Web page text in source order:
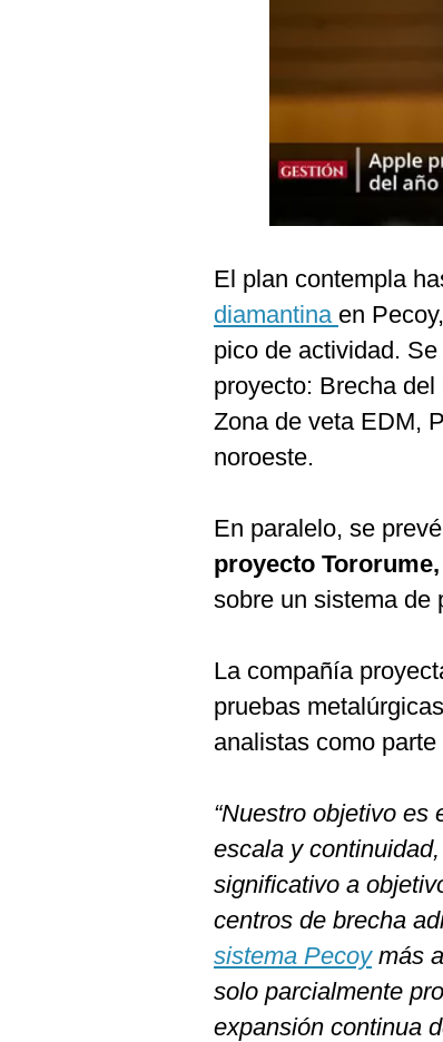
El plan contempla
diamantina en
pico de actividad.
proyecto: Brecha
Zona de veta EDM,
noroeste.
En paralelo, se
proyecto
sobre un sistema de
La compañía
pruebas
analistas como
“Nuestro objetivo es
escala y
significativo a
centros de brecha
sistema Pecoymás
solo parcialmente
expansión continua